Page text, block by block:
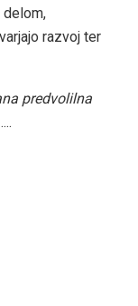
razvoj ter
predvolilna